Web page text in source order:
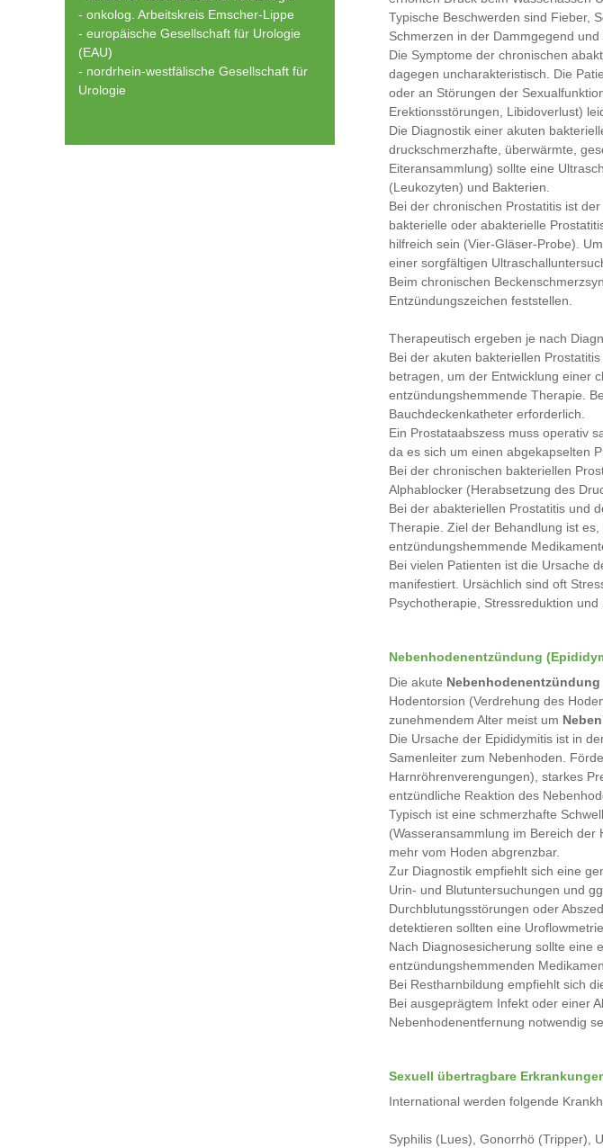
- onkolog. Arbeitskreis Emscher-Lippe
- europäische Gesellschaft für Urologie
(EAU)
- nordrhein-westfälische Gesellschaft für
Urologie
Typische Beschwerden sind Fieber,
Schmerzen in der Dammgegend und
Die Symptome der chronischen
dagegen uncharakteristisch. Die
oder an Störungen der
Erektionsstörungen, Libidoverlust)
Die Diagnostik einer akuten
druckschmerzhafte, überwärmte,
Eiteransammlung) sollte eine
(Leukozyten) und Bakterien.
Bei der chronischen Prostatitis ist
bakterielle oder abakterielle
hilfreich sein (Vier-Gläser-Probe).
einer sorgfältigen
Beim chronischen
Entzündungszeichen feststellen.
Therapeutisch ergeben je nach
Bei der akuten bakteriellen
betragen, um der Entwicklung einer
entzündungshemmende Therapie.
Bauchdeckenkatheter erforderlich.
Ein Prostataabszess muss operativ
da es sich um einen abgekapselten
Bei der chronischen bakteriellen
Alphablocker (Herabsetzung des
Bei der abakteriellen Prostatitis und
Therapie. Ziel der Behandlung ist
entzündungshemmende
Bei vielen Patienten ist die Ursache
manifestiert. Ursächlich sind oft
Psychotherapie, Stressreduktion
Nebenhodenentzündung
Die akute Nebenhodenentzündung
Hodentorsion (Verdrehung des
zunehmendem Alter meist um
Die Ursache der Epididymitis ist in
Samenleiter zum Nebenhoden.
Harnröhrenverengungen), starkes
entzündliche Reaktion des
Typisch ist eine schmerzhafte
(Wasseransammlung im Bereich
mehr vom Hoden abgrenzbar.
Zur Diagnostik empfiehlt sich eine
Urin- und Blutuntersuchungen und
Durchblutungsstörungen oder
detektieren sollten eine
Nach Diagnosesicherung sollte eine
entzündungshemmenden
Bei Restharnbildung empfiehlt sich
Bei ausgeprägtem Infekt oder einer
Nebenhodenentfernung notwendig
Sexuell übertragbare
International werden folgende
Syphilis (Lues), Gonorrhö (Tripper),